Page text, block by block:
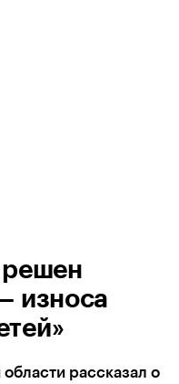
решен
износа
рассказал о